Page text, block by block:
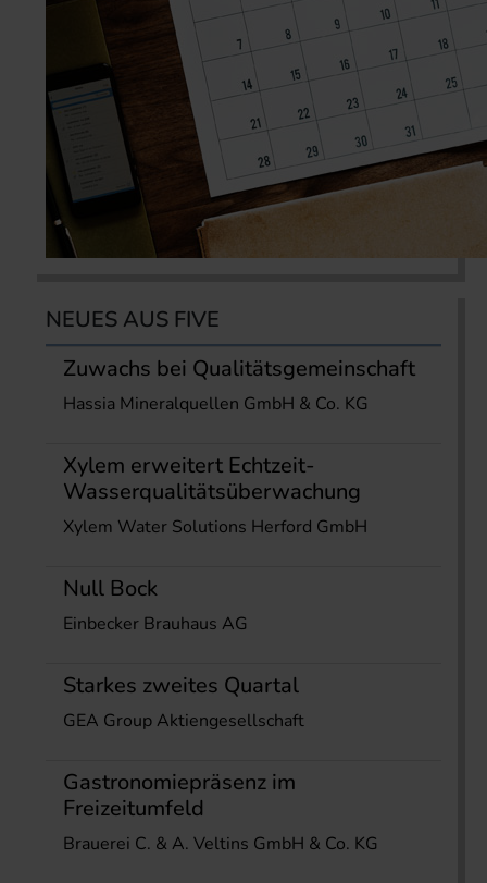
NEUES AUS FIVE
Zuwachs bei Qualitätsgemeinschaft
Hassia Mineralquellen GmbH & Co. KG
Xylem erweitert Echtzeit-
Wasserqualitätsüberwachung
Xylem Water Solutions Herford GmbH
Null Bock
Einbecker Brauhaus AG
Starkes zweites Quartal
GEA Group Aktiengesellschaft
Gastronomiepräsenz im
Freizeitumfeld
Brauerei C. & A. Veltins GmbH & Co. KG